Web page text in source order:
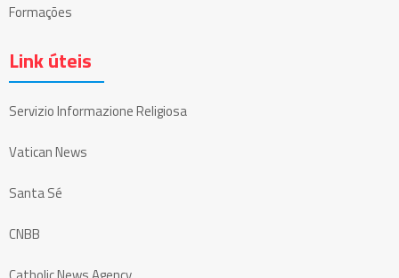
Formações
Link úteis
Servizio Informazione Religiosa
Vatican News
Santa Sé
CNBB